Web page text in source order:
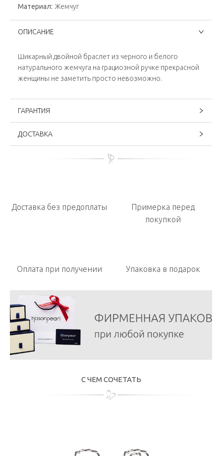
Материал: Жемчуг
ОПИСАНИЕ
Шикарный двойной браслет из черного и белого
натурального жемчуга на грациозной ручке прекрасной
женщины не заметить просто невозможно.
ГАРАНТИЯ
ДОСТАВКА
Доставка без предоплаты
Примерка перед
покупкой
Оплата при получении Упаковка в подарок
С ЧЕМ СОЧЕТАТЬ